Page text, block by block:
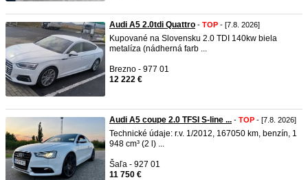
Audi A5 2.0tdi Quattro - TOP - [7.8. 2026]
Kupované na Slovensku 2.0 TDI 140kw biela
metalíza (nádherná farb ...
Brezno - 977 01
12 222 €
Audi A5 coupe 2.0 TFSI S-line ... - TOP - [7.8. 2026]
Technické údaje: r.v. 1/2012, 167050 km, benzín, 1
948 cm³ (2 l) ...
Šaľa - 927 01
11 750 €